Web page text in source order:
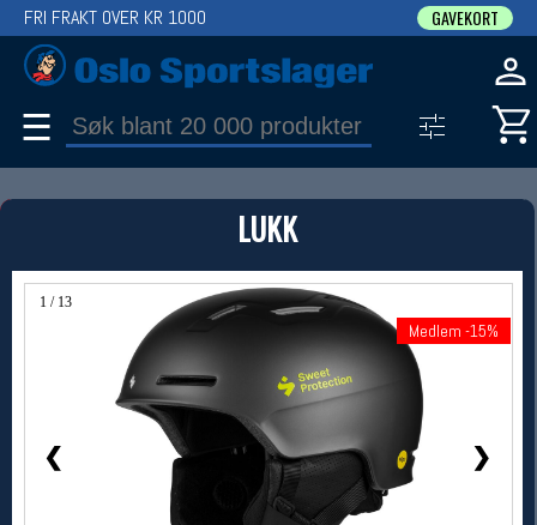
LUKK
1 / 13
❮ ❯
Medlem -15%
FRI FRAKT OVER KR 1000 GAVEKORT
☰
PRODUKT
Produkter (1)
Bruk filter til å spisse søket
Medlem -15%